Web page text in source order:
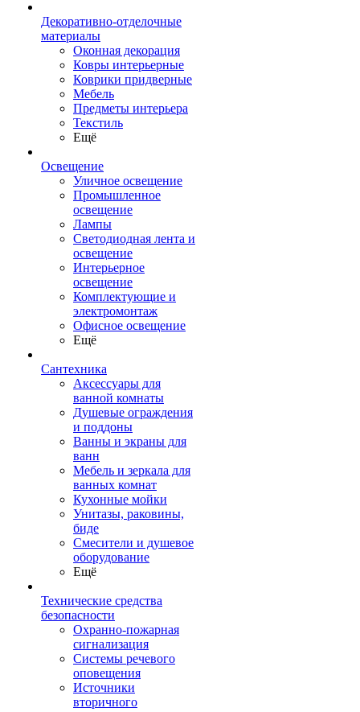
Декоративно-отделочные
материалы
Оконная декорация
Ковры интерьерные
Коврики придверные
Мебель
Предметы интерьера
Текстиль
Ещё
Освещение
Уличное освещение
Промышленное
освещение
Лампы
Светодиодная лента и
освещение
Интерьерное
освещение
Комплектующие и
электромонтаж
Офисное освещение
Ещё
Сантехника
Аксессуары для
ванной комнаты
Душевые ограждения
и поддоны
Ванны и экраны для
ванн
Мебель и зеркала для
ванных комнат
Кухонные мойки
Унитазы, раковины,
биде
Смесители и душевое
оборудование
Ещё
Технические средства
безопасности
Охранно-пожарная
сигнализация
Системы речевого
оповещения
Источники
вторичного